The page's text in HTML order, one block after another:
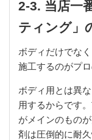
2-3. 当店一
ティング」
ボディだけでな
施工するのがプロ
ボディ用とは異
用するからです
がメインのもの
剤は圧倒的に耐